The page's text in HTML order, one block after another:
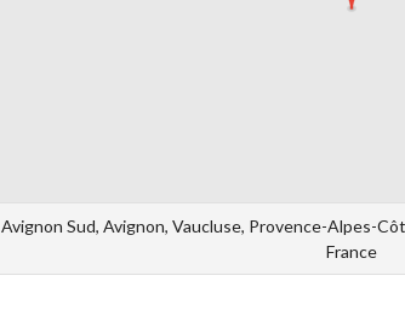
Avignon Sud, Avignon, Vaucluse, Provence-Alpes-
France